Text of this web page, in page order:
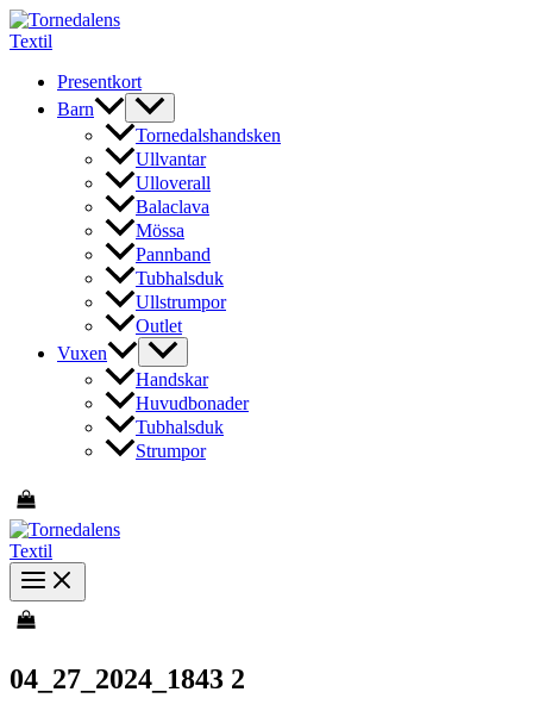
Hoppa
till
Presentkort
Barn
Tornedalshandsken
Ullvantar
Ulloverall
Balaclava
Mössa
Pannband
Tubhalsduk
Ullstrumpor
Outlet
Vuxen
Handskar
Huvudbonader
Tubhalsduk
Strumpor
04_27_2024_1843 2